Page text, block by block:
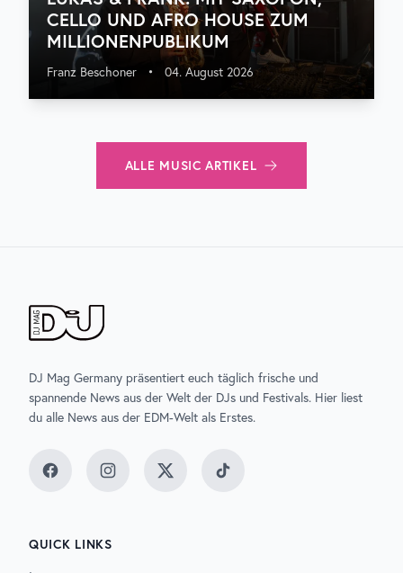
CELLO UND AFRO HOUSE ZUM
MILLIONENPUBLIKUM
Franz Beschoner • 04. August 2026
ALLE MUSIC ARTIKEL
DJ Mag Germany präsentiert euch täglich frische und
spannende News aus der Welt der DJs und Festivals. Hier liest
du alle News aus der EDM-Welt als Erstes.
FacebookInstagramTwitter TikTok
QUICK LINKS